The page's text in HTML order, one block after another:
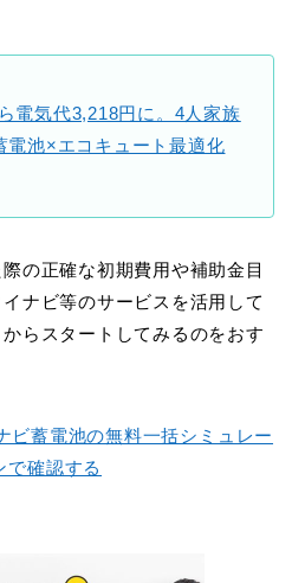
電気代3,218円に。4人家族
電池×エコキュート最適化
の正確な初期費用や補助金目
ナビ等のサービスを活用して
らスタートしてみるのをおす
ビ蓄電池の無料一括シミュレー
で確認する